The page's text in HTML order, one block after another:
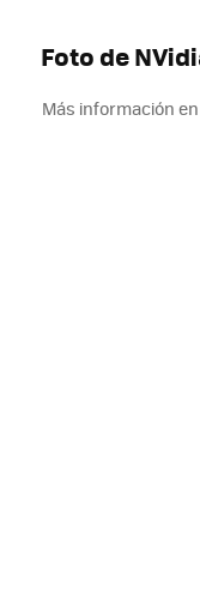
Foto de
Más información